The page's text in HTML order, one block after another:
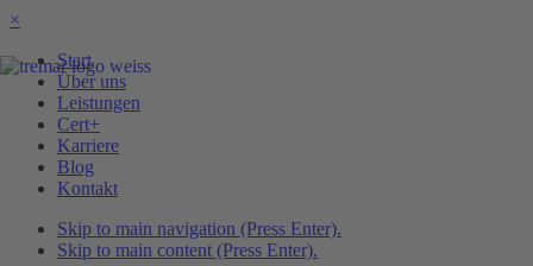
×
Start
Über uns
Leistungen
Cert+
Karriere
Blog
Kontakt
Skip to main navigation (Press Enter).
Skip to main content (Press Enter).